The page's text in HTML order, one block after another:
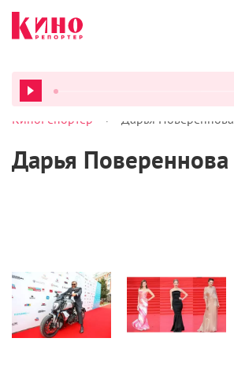
ВСЕ ПОДКАСТЫ
КиноРепортер > Дарья Повереннова
Дарья Повереннова